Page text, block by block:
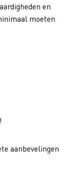
en
moeten
aanbevelingen